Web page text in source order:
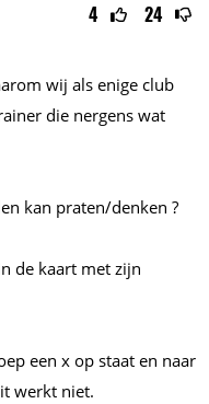
4 24
wij als enige club
die nergens wat
kan praten/denken ?
de kaart met zijn
een x op staat en naar
werkt niet.